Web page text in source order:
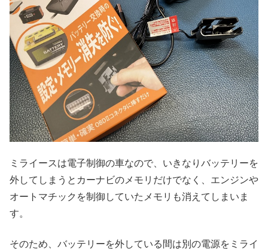
ミライースは電子制御の車なので、いきなりバッテリーを
外してしまうとカーナビのメモリだけでなく、エンジンや
オートマチックを制御していたメモリも消えてしまいま
す。
そのため、バッテリーを外している間は別の電源をミライ